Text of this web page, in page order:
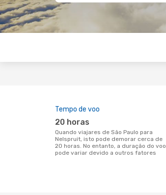
Tempo de voo
20 horas
Quando viajares de São Paulo para
Nelspruit, isto pode demorar cerca de
20 horas. No entanto, a duração do voo
pode variar devido a outros fatores